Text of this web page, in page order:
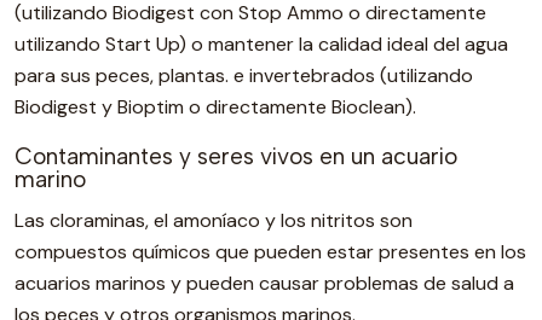
(utilizando Biodigest con Stop Ammo o directamente
utilizando Start Up) o mantener la calidad ideal del agua
para sus peces, plantas. e invertebrados (utilizando
Biodigest y Bioptim o directamente Bioclean).
Contaminantes y seres vivos en un acuario
marino
Las cloraminas, el amoníaco y los nitritos son
compuestos químicos que pueden estar presentes en los
acuarios marinos y pueden causar problemas de salud a
los peces y otros organismos marinos.